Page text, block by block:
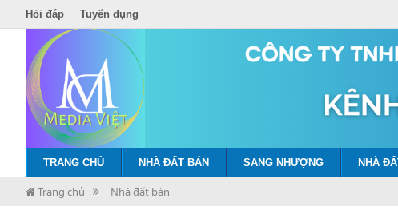
Hỏi đáp Tuyển dụng
TRANG CHỦ NHÀ ĐẤT BÁN SANG NHƯỢNG NHÀ
Trang chủ Nhà đất bán